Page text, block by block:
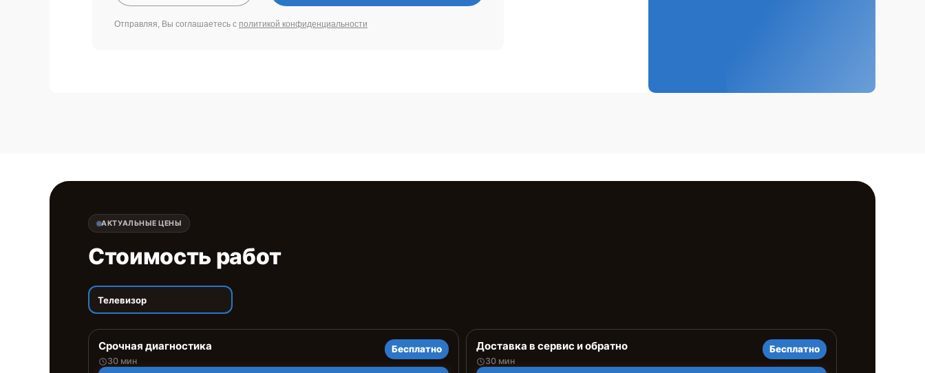
Отправляя, Вы соглашаетесь с политикой конфиденциальности
АКТУАЛЬНЫЕ ЦЕНЫ
Стоимость работ
Телевизор
Срочная диагностика
30 мин
Бесплатно Доставка в сервис и обратно
30 мин
Бесплатно